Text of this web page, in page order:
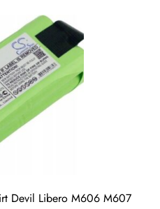
Devil Libero M606 M607